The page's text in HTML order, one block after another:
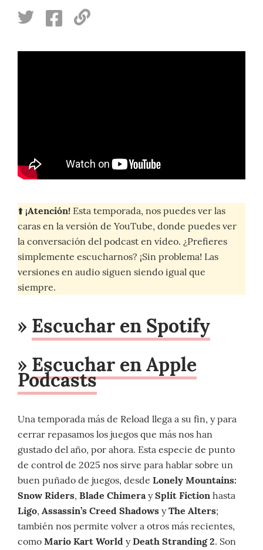
⬆️ ¡Atención! Esta temporada, nos puedes ver las
caras en la versión de YouTube, donde puedes ver
la conversación del podcast en vídeo. ¿Prefieres
simplemente escucharnos? ¡Sin problema! Las
versiones en audio siguen siendo igual que
siempre.
» Escuchar en Spotify
» Escuchar en Apple
Podcasts
Una temporada más de Reload llega a su fin, y para
cerrar repasamos los juegos que más nos han
gustado del año, por ahora. Esta especie de punto
de control de 2025 nos sirve para hablar sobre un
buen puñado de juegos, desde Lonely Mountains:
Snow Riders, Blade ChimeraySplit Fiction hasta
Ligo, Assassin’s Creed Shadows yThe Alters;
también nos permite volver a otros más recientes,
como Mario Kart World yDeath Stranding 2. Son